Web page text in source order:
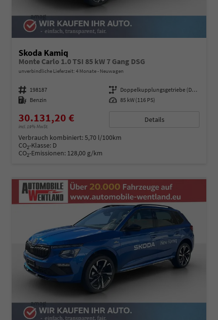
Skoda Kamiq
Monte Carlo 1.0 TSI 85 kW 7 Gang DSG
unverbindliche Lieferzeit: 4 Monate Neuwagen
Fahrzeugnummer 198187 Getriebe
Doppelkupplungsgetriebe (DSG)
Kraftstoff Benzin Leistung 85 kW (116 PS)
30.131,20 €
incl. 19% MwSt.
Details
Verbrauch kombiniert:5,70 l/100km
CO2-Klasse: D
CO2-Emissionen: 128,00 g/km